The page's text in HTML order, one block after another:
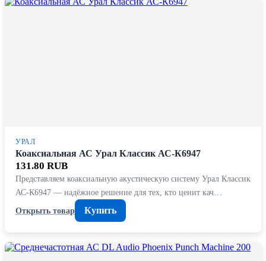
УРАЛ
Коаксиальная АС Урал Классик АС-К6947
131.80 RUB
Представляем коаксиальную акустическую систему Урал Классик
АС-К6947 — надёжное решение для тех, кто ценит кач…
Открыть товар
Купить